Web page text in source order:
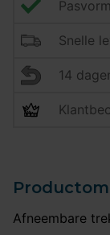
Snelle
14
Afneembare